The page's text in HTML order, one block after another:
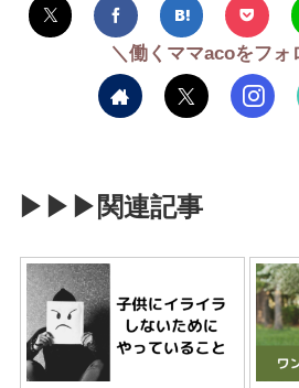
＼働くママacoをフォ
▶︎▶︎▶︎関連記事